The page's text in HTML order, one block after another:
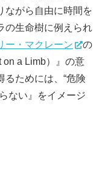
ながら自由に時間を
の生命樹に例えられ
ー・マクレーン
の
on a Limb）』の意
るためには、“危険
ない』をイメージ